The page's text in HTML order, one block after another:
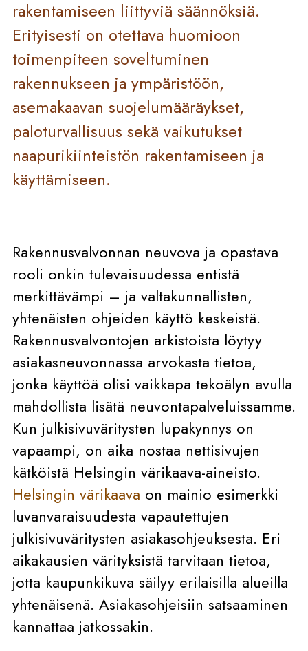
rakentamiseen liittyviä säännöksiä.
Erityisesti on otettava huomioon
toimenpiteen soveltuminen
rakennukseen ja ympäristöön,
asemakaavan suojelumääräykset,
paloturvallisuus sekä vaikutukset
naapurikiinteistön rakentamiseen ja
käyttämiseen.
Rakennusvalvonnan neuvova ja opastava
rooli onkin tulevaisuudessa entistä
merkittävämpi – ja valtakunnallisten,
yhtenäisten ohjeiden käyttö keskeistä.
Rakennusvalvontojen arkistoista löytyy
asiakasneuvonnassa arvokasta tietoa,
jonka käyttöä olisi vaikkapa tekoälyn avulla
mahdollista lisätä neuvontapalveluissamme.
Kun julkisivuväritysten lupakynnys on
vapaampi, on aika nostaa nettisivujen
kätköistä Helsingin värikaava-aineisto.
Helsingin värikaava on mainio esimerkki
luvanvaraisuudesta vapautettujen
julkisivuväritysten asiakasohjeuksesta. Eri
aikakausien värityksistä tarvitaan tietoa,
jotta kaupunkikuva säilyy erilaisilla alueilla
yhtenäisenä. Asiakasohjeisiin satsaaminen
kannattaa jatkossakin.